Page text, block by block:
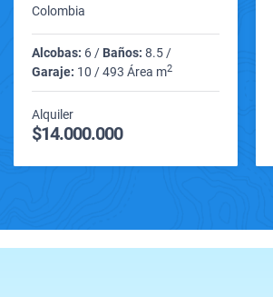
Colombia
Alcobas: 6 / Baños: 8.5 /
Garaje: 10 / 493 Área m2
Alquiler
$14.000.000